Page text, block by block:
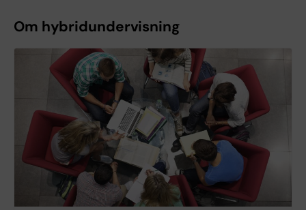
Om hybridundervisning